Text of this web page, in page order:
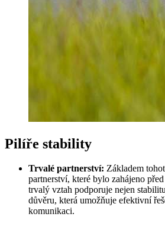
Pilíře stability
Trvalé partnerství: Základem
partnerství, které bylo zahájeno
trvalý vztah podporuje nejen
důvěru, která umožňuje efektivní
komunikaci.